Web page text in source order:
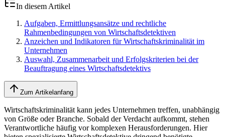
In diesem Artikel
Aufgaben, Ermittlungsansätze und rechtliche
Rahmenbedingungen von Wirtschaftsdetektiven
Anzeichen und Indikatoren für Wirtschaftskriminalität im
Unternehmen
Auswahl, Zusammenarbeit und Erfolgskriterien bei der
Beauftragung eines Wirtschaftsdetektivs
Zum Artikelanfang
Wirtschaftskriminalität kann jedes Unternehmen treffen, unabhängig
von Größe oder Branche. Sobald der Verdacht aufkommt, stehen
Verantwortliche häufig vor komplexen Herausforderungen. Hier